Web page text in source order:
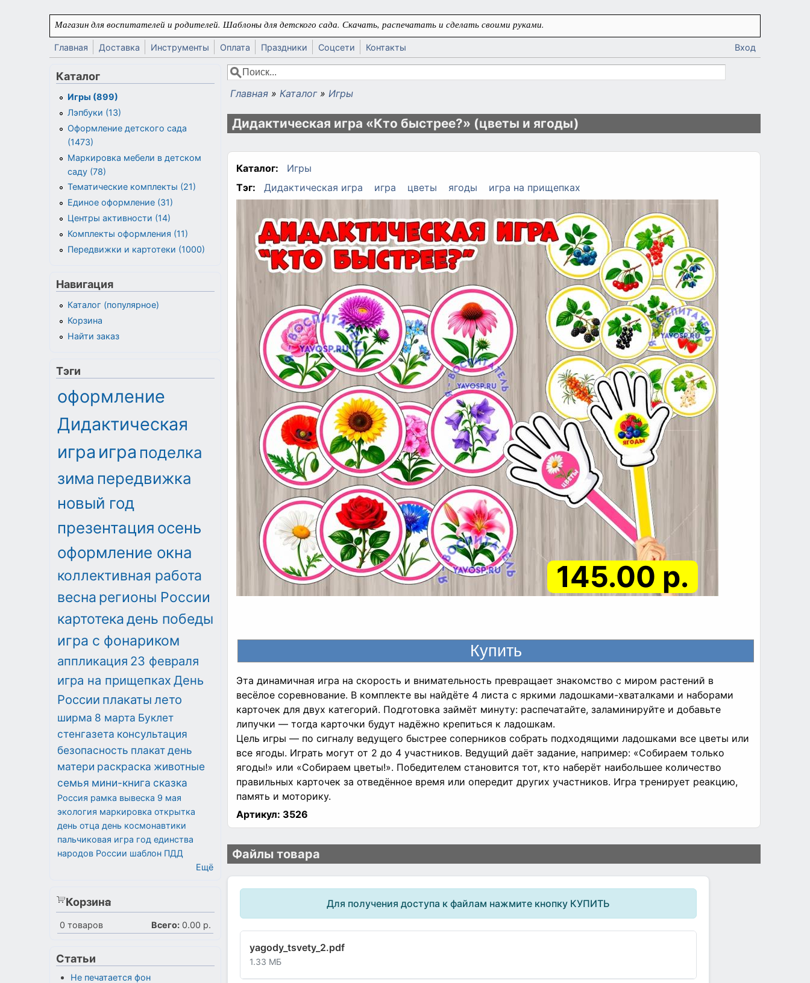
Перейти к основному содержанию
Магазин для воспитателей и родителей. Шаблоны для детского сада. Скачать, распечатать и сделать своими руками.
Главная Доставка Инструменты Оплата Праздники Соцсети Контакты Вход
Форма поиска
Поиск
Вы здесь
Главная » Каталог » Игры
Дидактическая игра «Кто быстрее?» (цветы и ягоды)
Каталог:
Игры
Тэг:
Дидактическая игра игра цветы ягоды игра на прищепках
145.00 р.
Эта динамичная игра на скорость и внимательность превращает знакомство с миром растений в
весёлое соревнование. В комплекте вы найдёте 4 листа с яркими ладошками-хваталками и наборами
карточек для двух категорий. Подготовка займёт минуту: распечатайте, заламинируйте и добавьте
липучки — тогда карточки будут надёжно крепиться к ладошкам.
Цель игры — по сигналу ведущего быстрее соперников собрать подходящими ладошками все цветы или
все ягоды. Играть могут от 2 до 4 участников. Ведущий даёт задание, например: «Собираем только
ягоды!» или «Собираем цветы!». Победителем становится тот, кто наберёт наибольшее количество
правильных карточек за отведённое время или опередит других участников. Игра тренирует реакцию,
память и моторику.
Артикул: 3526
Файлы товара
Для получения доступа к файлам нажмите кнопку КУПИТЬ
yagody_tsvety_2.pdf
1.33 МБ
Каталог
Игры (899)
Лэпбуки (13)
Оформление детского сада
(1473)
Маркировка мебели в детском
саду (78)
Тематические комплекты (21)
Единое оформление (31)
Центры активности (14)
Комплекты оформления (11)
Передвижки и картотеки (1000)
Навигация
Каталог (популярное)
Корзина
Найти заказ
Тэги
оформление
Дидактическая
игра игра поделка
зима передвижка
новый год
презентация осень
оформление окна
коллективная работа
весна регионы России
картотекадень победы
игра с фонариком
аппликация 23 февраля
игра на прищепках День
России плакаты лето
ширма 8 марта Буклет
стенгазета консультация
безопасность плакатдень
матери раскраска животные
семья мини-книга сказка
Россия рамка вывеска 9 мая
экология маркировка открытка
день отца день космонавтики
пальчиковая игра год единства
народов России шаблон ПДД
Ещё
Корзина
0 товаров Всего: 0.00 р.
Статьи
Не печатается фон